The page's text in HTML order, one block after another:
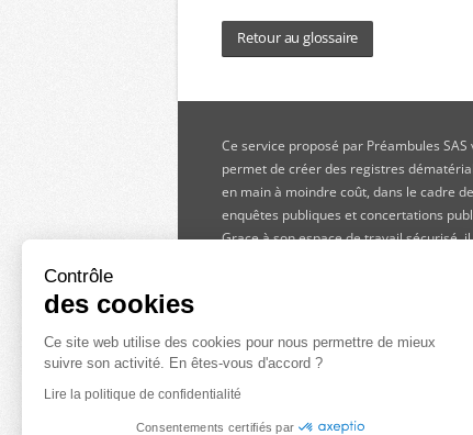
Contrôle
des cookies
Ce site web utilise des cookies pour nous permettre de mieux
suivre son activité. En êtes-vous d'accord ?
Lire la politique de confidentialité
Consentements certifiés par
Retour au glossaire
Ce service proposé par Préambules SAS
permet de créer des registres
en main à moindre coût, dans le cadre
enquêtes publiques et concertations
Grace à son espace de travail sécurisé, il
offre des outils d'analyse simples et
Pour une démarche pertinente,
participatif, de la préparation à la mise
rapport d’analyse.